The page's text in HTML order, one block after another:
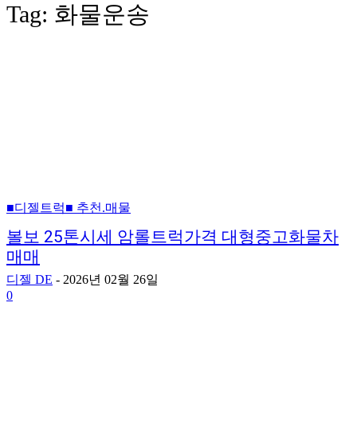
Tag: 화물운송
■디젤트럭■ 추천.매물
볼보 25톤시세 암롤트럭가격 대형중고화물차
매매
디젤 DE - 2026년 02월 26일
0